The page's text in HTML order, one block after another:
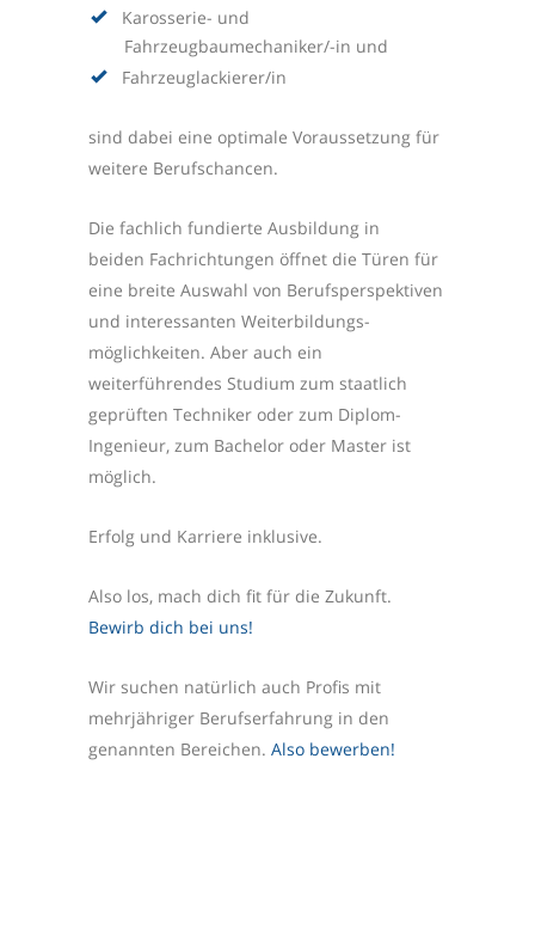
Karosserie- und
Fahrzeugbaumechaniker/-in und
Fahrzeuglackierer/in
sind dabei eine optimale Voraussetzung für
weitere Berufschancen.
Die fachlich fundierte Ausbildung in
beiden Fachrichtungen öffnet die Türen für
eine breite Auswahl von Berufs­perspek­tiven
und interessanten Weiterbildungs­
möglichkeiten. Aber auch ein
weiterführendes Studium zum staatlich
geprüften Techniker oder zum Diplom-
Ingenieur, zum Bachelor oder Master ist
möglich.
Erfolg und Karriere inklusive.
Also los, mach dich fit für die Zukunft.
Bewirb dich bei uns!
Wir suchen natürlich auch Profis mit
mehrjähriger Berufserfahrung in den
genannten Bereichen. Also bewerben!